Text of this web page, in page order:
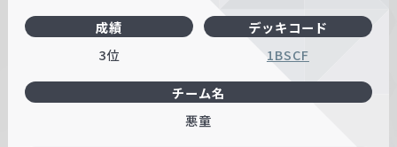
成績
3位
デッキコード
1BSCF
チーム名
悪童